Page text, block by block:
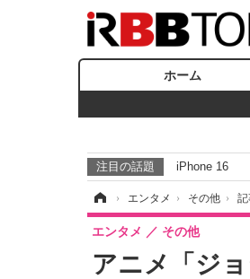
ホーム
注目の話題 iPhone 16
› エンタメ › その他 ›
アニメ「ジ
エンタメ その他